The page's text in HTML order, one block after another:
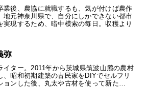
業後、農協に就職するも、気が付けば農作
地元神奈川県で、自分にしかできない都市
実現するため、暗中模索の毎日。収穫より
弥
イター。2011年から茨城県筑波山麓の農村
、昭和初期建築の古民家をDIYでセルフリ
ョンした後、丸太や古材を使って新た…